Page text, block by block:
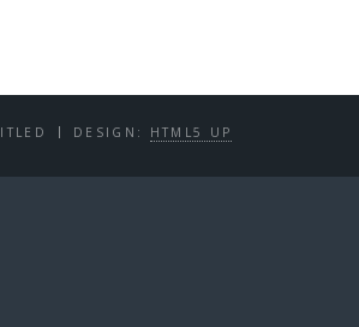
DESIGN: HTML5 UP